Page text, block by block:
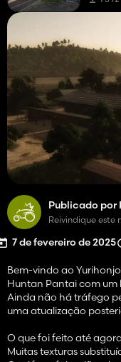
Publicado por
Reivindique este
7 de fevereiro de 2025
Bem-vindo ao
Huntan Pantai com
Ainda não há tráfego
uma atualização
O que foi feito até
Muitas texturas